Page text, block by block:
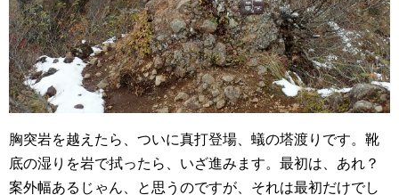
胸突岩を越えたら、ついに真打登場、蟻の塔渡りです。靴
底の湿りを岩で拭ったら、いざ進みます。最初は、あれ？
案外幅あるじゃん、と思うのですが、それは最初だけでし